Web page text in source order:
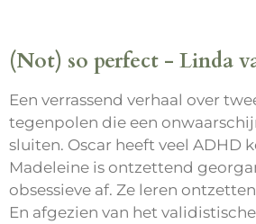
(Not) so perfect - Linda
Een verrassend verhaal over
tegenpolen die een
sluiten. Oscar heeft veel ADHD
Madeleine is ontzettend
obsessieve af. Ze leren
En afgezien van het